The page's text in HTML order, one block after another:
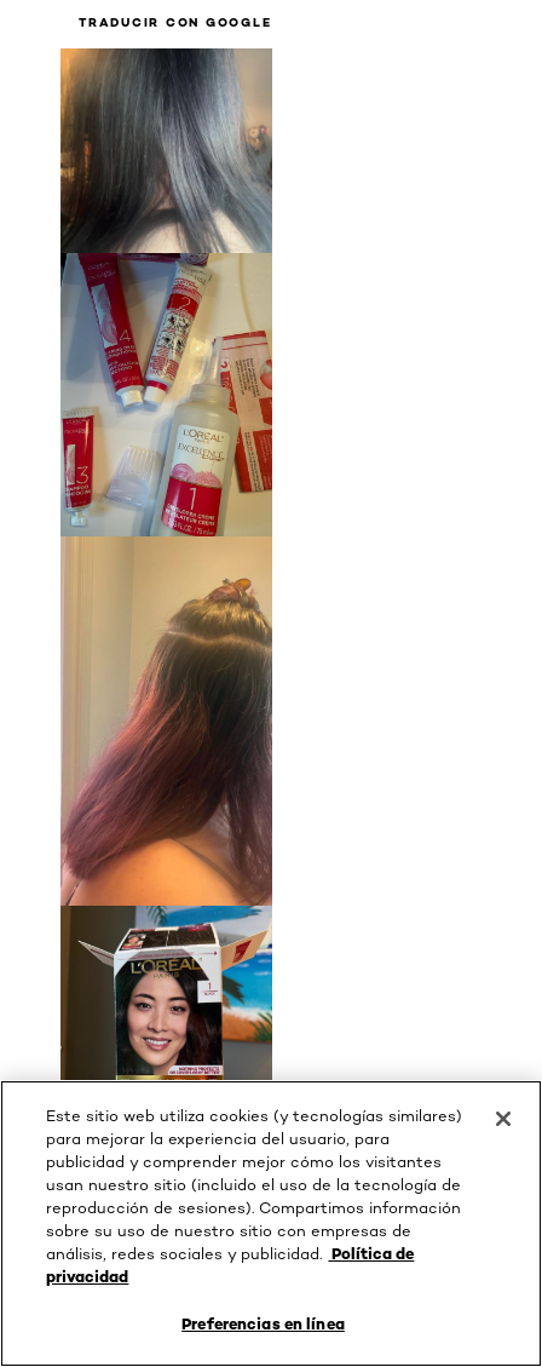
TRADUCIR CON GOOGLE
Publicada originalmente en
Excellence Creme
Permanent Triple Protection Hair Color 1
Natural Black
¿Le ha resultado útil?
Este sitio web utiliza cookies (y tecnologías similares)
para mejorar la experiencia del usuario, para
publicidad y comprender mejor cómo los visitantes
usan nuestro sitio (incluido el uso de la tecnología de
reproducción de sesiones). Compartimos información
sobre su uso de nuestro sitio con empresas de
análisis, redes sociales y publicidad. Política de
privacidad
Preferencias en línea